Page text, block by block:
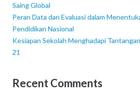
Saing Global
Peran Data dan Evaluasi dalam
Pendidikan Nasional
Kesiapan Sekolah Menghadapi
21
Recent Comments